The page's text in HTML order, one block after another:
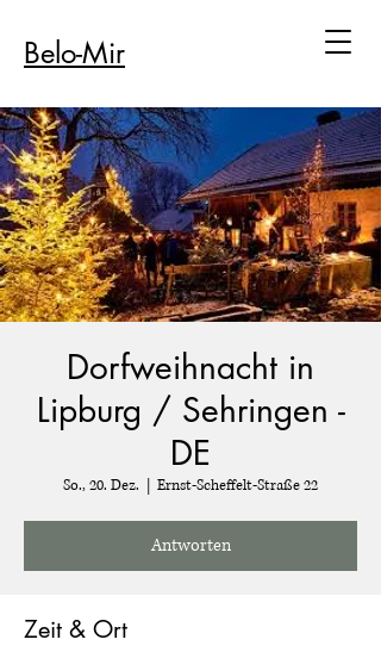
Belo-Mir
Dorfweihnacht in
Lipburg / Sehringen -
DE
So., 20. Dez. Ernst-Scheffelt-Straße 22
Antworten
Zeit & Ort